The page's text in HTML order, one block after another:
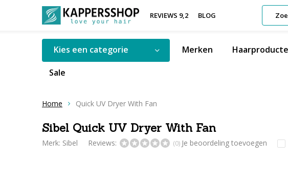
REVIEWS 9,2 BLOG
Kies een categorie Merken
Sale
Home Quick UV Dryer With Fan
Sibel Quick UV Dryer With Fan
Merk: Sibel Reviews: (0) Je beoordeling toevoegen